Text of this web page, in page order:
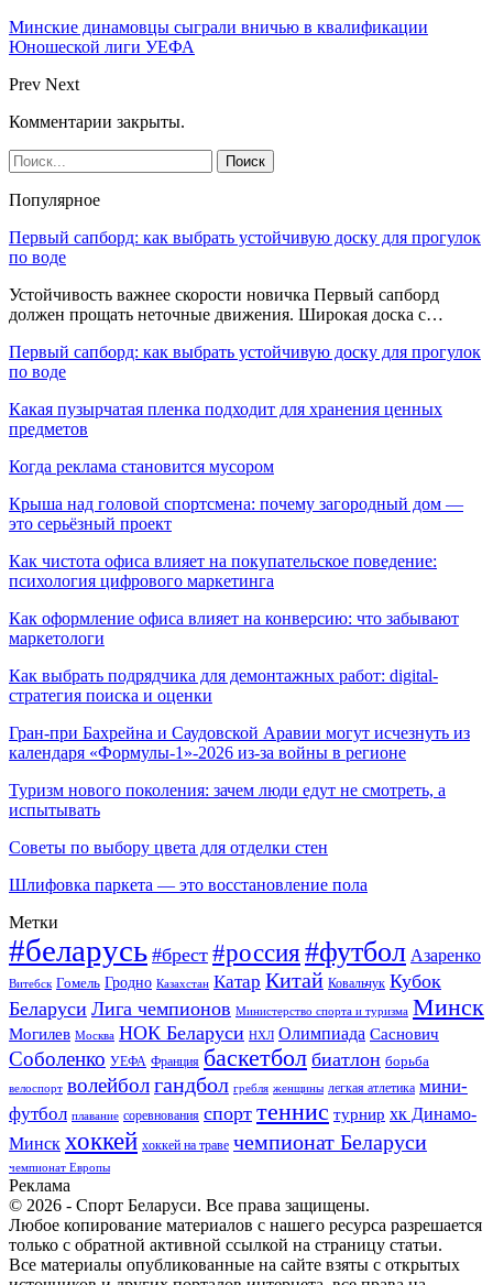
Минские динамовцы сыграли вничью в квалификации
Юношеской лиги УЕФА
Prev Next
Комментарии закрыты.
Популярное
Первый сапборд: как выбрать устойчивую доску для прогулок
по воде
Устойчивость важнее скорости новичка Первый сапборд
должен прощать неточные движения. Широкая доска с…
Первый сапборд: как выбрать устойчивую доску для прогулок
по воде
Какая пузырчатая пленка подходит для хранения ценных
предметов
Когда реклама становится мусором
Крыша над головой спортсмена: почему загородный дом —
это серьёзный проект
Как чистота офиса влияет на покупательское поведение:
психология цифрового маркетинга
Как оформление офиса влияет на конверсию: что забывают
маркетологи
Как выбрать подрядчика для демонтажных работ: digital-
стратегия поиска и оценки
Гран-при Бахрейна и Саудовской Аравии могут исчезнуть из
календаря «Формулы-1»-2026 из-за войны в регионе
Туризм нового поколения: зачем люди едут не смотреть, а
испытывать
Советы по выбору цвета для отделки стен
Шлифовка паркета — это восстановление пола
Метки
#беларусь #брест #россия#футбол Азаренко
Витебск Гомель Гродно Казахстан Катар Китай Ковальчук Кубок
Беларуси Лига чемпионов Министерство спорта и туризма Минск
Могилев Москва НОК Беларуси НХЛ Олимпиада Саснович
Соболенко УЕФА Франция баскетбол биатлон борьба
велоспорт волейболгандбол гребля женщины легкая атлетика мини-
футбол плавание соревнования спорт теннис турнир хк Динамо-
Минск хоккей хоккей на траве чемпионат Беларуси
чемпионат Европы
Реклама
© 2026 - Спорт Беларуси. Все права защищены.
Любое копирование материалов с нашего ресурса разрешается
только с обратной активной ссылкой на страницу статьи.
Все материалы опубликованные на сайте взяты с открытых